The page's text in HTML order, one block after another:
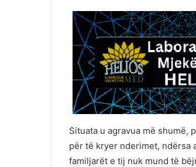
Situata u agravua më
për të kryer nderimet, ndërsa
familjarët e tij nuk mund të